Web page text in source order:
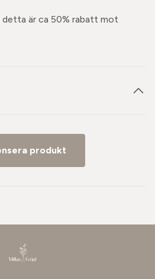
detta är ca 50% rabatt mot
produkt